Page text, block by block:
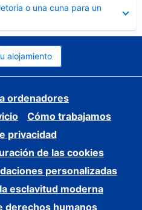
o una cuna para un
alojamiento
ordenadores
Cómo trabajamos
privacidad
de las cookies
personalizadas
esclavitud moderna
derechos humanos